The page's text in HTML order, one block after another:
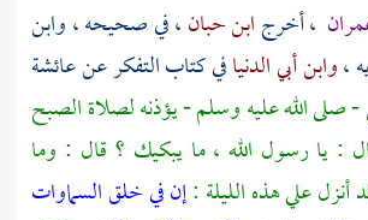
، أخرجابن حبان، في صحيحه ،وابن
،وابن أبي الدنيافي كتاب التفكر عنعائشة
- صلى الله عليه وسلم - يؤذنه لصلاة الصبح
: يا رسول الله ، ما يبكيك ؟ قال : وما
أنزل علي هذه الليلة :إن في خلق السماوات